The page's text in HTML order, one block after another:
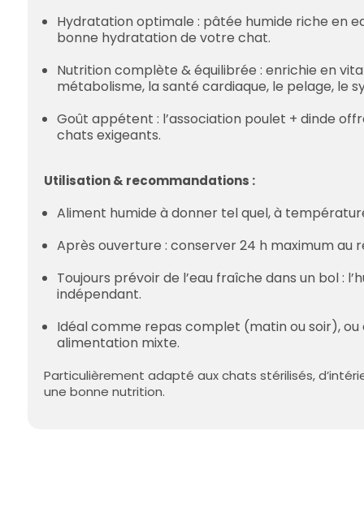
Hydratation optimale : pâtée humide riche en
bonne hydratation de votre chat.
Nutrition complète & équilibrée : enrichie en
métabolisme, la santé cardiaque, le pelage, le
Goût appétent : l’association poulet + dinde
chats exigeants.
Utilisation & recommandations :
Aliment humide à donner tel quel, à
Après ouverture : conserver 24 h maximum au
Toujours prévoir de l’eau fraîche dans un bol :
indépendant.
Idéal comme repas complet (matin ou soir),
alimentation mixte.
Particulièrement adapté aux chats stérilisés,
une bonne nutrition.